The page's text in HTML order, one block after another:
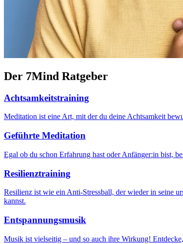
Der 7Mind Ratgeber
Achtsamkeitstraining
Meditation ist eine Art, mit der du deine Achtsamkeit
Geführte Meditation
Egal ob du schon Erfahrung hast oder Anfänger:in bist,
Resilienztraining
Resilienz ist wie ein Anti-Stressball, der wieder in seine
kannst.
Entspannungsmusik
Musik ist vielseitig – und so auch ihre Wirkung!